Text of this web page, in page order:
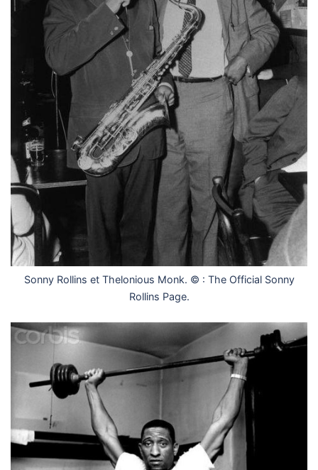
Sonny Rollins et Thelonious Monk. © : The Official Sonny
Rollins Page.